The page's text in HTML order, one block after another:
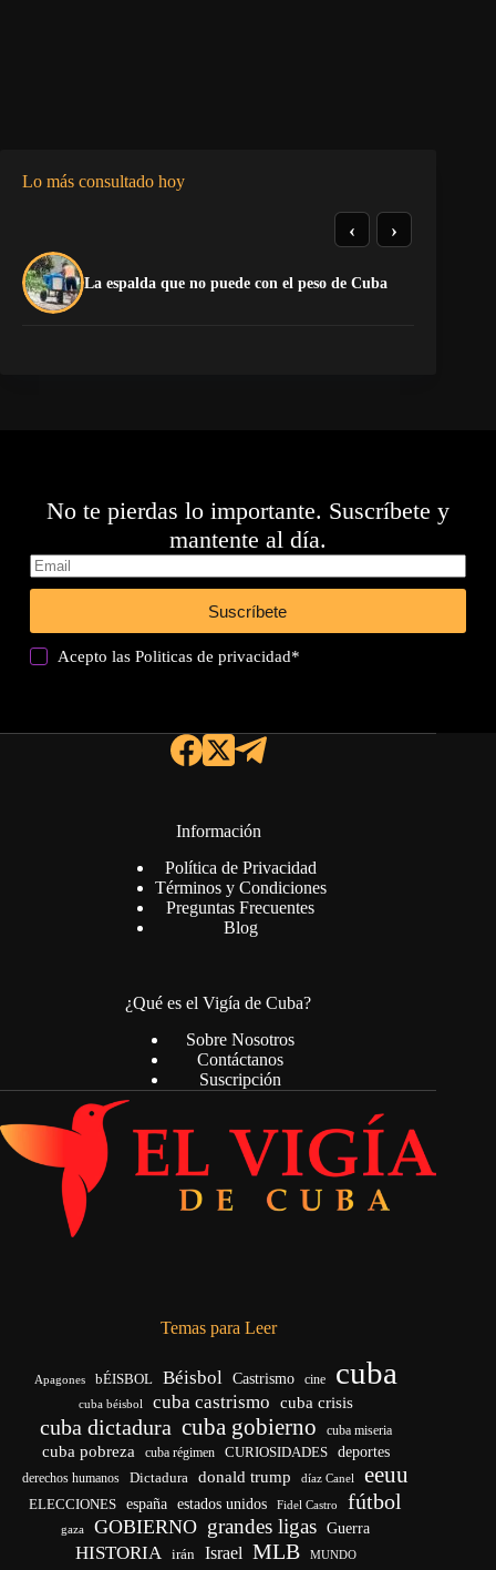
Lo más consultado hoy
La espalda que no puede con el peso de Cuba
‹ ›
No te pierdas lo importante. Suscríbete y
mantente al día.
Suscríbete
Acepto lasPoliticas de privacidad*
Información
Política de Privacidad
Términos y Condiciones
Preguntas Frecuentes
Blog
¿Qué es el Vigía de Cuba?
Sobre Nosotros
Contáctanos
Suscripción
Temas para Leer
Apagones bÉISBOL Béisbol Castrismo cine cuba
cuba béisbol cuba castrismo cuba crisis
cuba dictadura cuba gobierno cuba miseria
cuba pobreza cuba régimen CURIOSIDADES deportes
derechos humanos Dictadura donald trump díaz Canel eeuu
ELECCIONES españa estados unidos Fidel Castro fútbol
gaza GOBIERNO grandes ligas Guerra
HISTORIA irán Israel MLB MUNDO